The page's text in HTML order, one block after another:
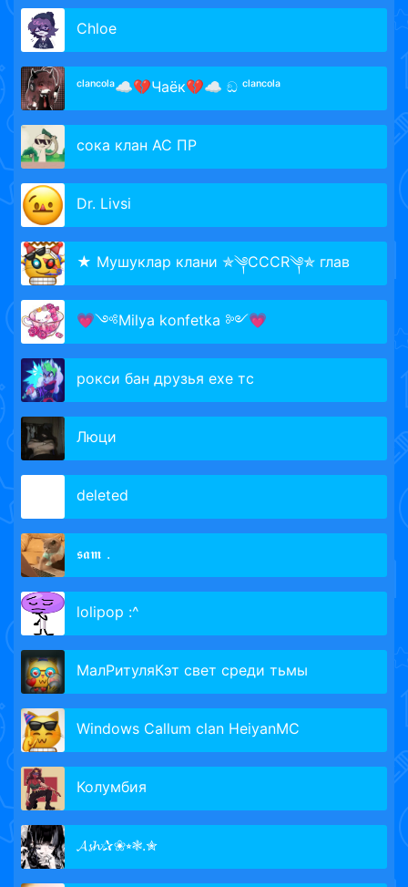
Chloе
ᶜˡᵃⁿᶜᵒˡᵃ☁💔Чаёк💔☁ ඞ ᶜˡᵃⁿᶜᵒˡᵃ
сока клан АС ПР
Dr. Livsi
★ Мушуклар клани ✯༆CCCR༆✯ глав
💗༺Milya konfetka ༻💗
рокси бан друзья ехе тс
Люци
delete­d­­
𝖘𝖆𝖒 .
lolipop :^
МалРитуляКэт свет среди тьмы
Windows Callum clan HeiyanMC
Колумбия
𝓐𝓼𝓱✰❀⭒❃.✮